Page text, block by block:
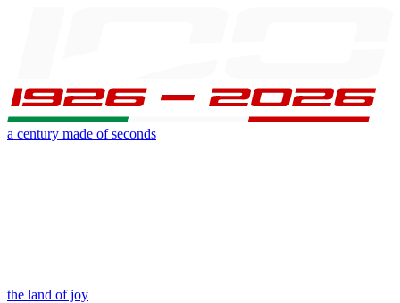
a century made of seconds
the land of joy